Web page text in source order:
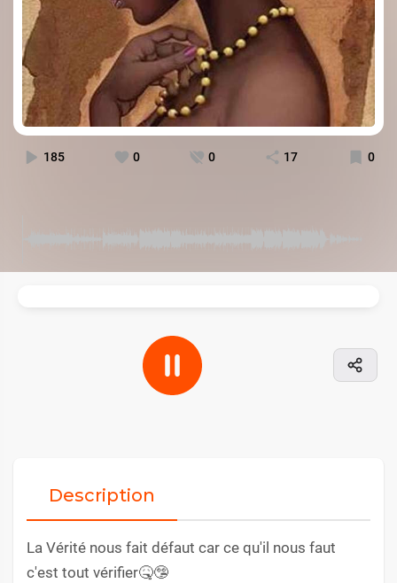
185 0 0 17 0
Description
La Vérité nous fait défaut car ce qu'il nous faut
c'est tout vérifier🤒🤥